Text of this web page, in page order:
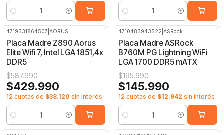
Cantidad Cantidad
4719331864507 |AORUS
Placa Madre Z890 Aorus
Elite Wifi 7, Intel LGA 1851,4x
DDR5
$587.990
$429.990
12 cuotas de $38.120 sin interés
Cantidad
4710483943522 |ASRock
Placa Madre ASRock
B760M PG Lightning WiFi
LGA 1700 DDR5 mATX
$195.990
$145.990
12 cuotas de $12.942 sin interés
Cantidad